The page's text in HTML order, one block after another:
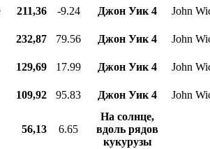
211,36 -9.24 Джон Уик 4
John
232,87 79.56 Джон Уик 4
John
129,69 17.99 Джон Уик 4
John
109,92 95.83 Джон Уик 4 John
56,13 6.65
На солнце,
вдоль рядов
кукурузы